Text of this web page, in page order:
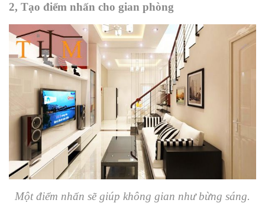
2, Tạo điểm nhấn cho gian phòng
Một điểm nhấn sẽ giúp không gian như bừng sáng.